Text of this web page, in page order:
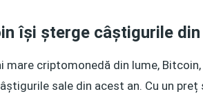
își șterge câștigurile
mare criptomonedă din lume,
sale din acest an. Cu un